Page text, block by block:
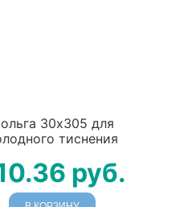
30х305 для
тиснения
руб.